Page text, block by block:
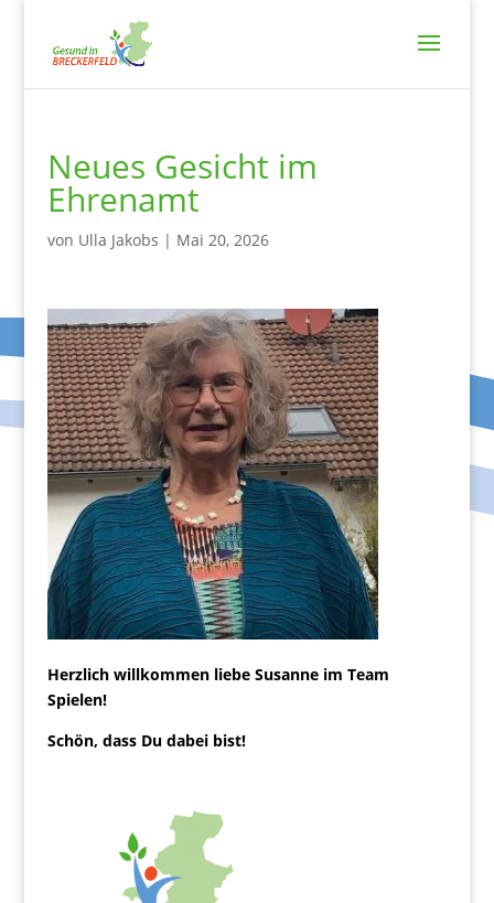
Neues Gesicht im
Ehrenamt
von Ulla Jakobs | Mai 20, 2026
Herzlich willkommen liebe Susanne im Team
Spielen!
Schön, dass Du dabei bist!